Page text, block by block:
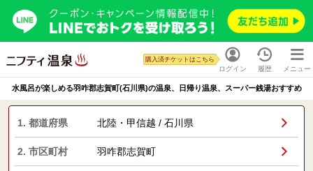
ログイン
購入済チケットはこちら
履歴 メニュー
水風呂が楽しめる羽咋郡志賀町(石川県)の温泉、日帰り温泉、スーパー銭湯おすすめ
1. 都道府県 北陸・甲信越 / 石川県
2. 市区町村 羽咋郡志賀町